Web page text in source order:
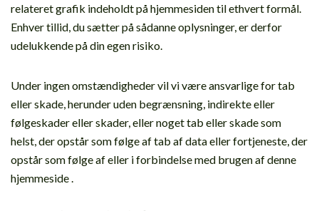
relateret grafik indeholdt på hjemmesiden til ethvert formål.
Enhver tillid, du sætter på sådanne oplysninger, er derfor
udelukkende på din egen risiko.
Under ingen omstændigheder vil vi være ansvarlige for tab
eller skade, herunder uden begrænsning, indirekte eller
følgeskader eller skader, eller noget tab eller skade som
helst, der opstår som følge af tab af data eller fortjeneste, der
opstår som følge af eller i forbindelse med brugen af denne
hjemmeside .